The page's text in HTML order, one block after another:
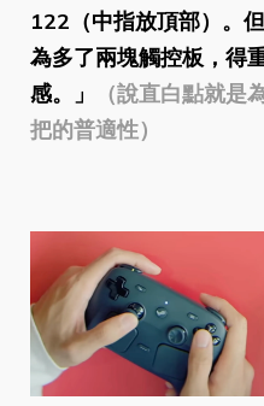
122（中指放頂部）。
為多了兩塊觸控板，得
感。」
（說直白點就是
把的普適性）